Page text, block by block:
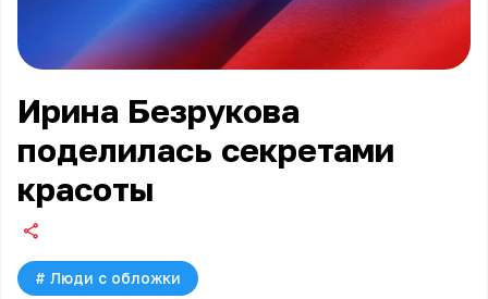
Ирина Безрукова
поделилась секретами
красоты
# Люди с обложки